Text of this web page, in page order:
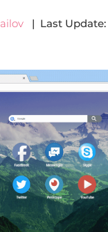
| Last Update: